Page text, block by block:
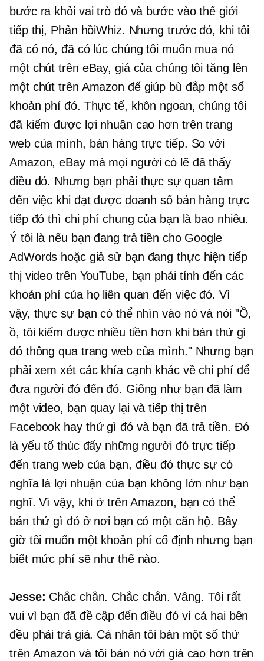
bước ra khỏi vai trò đó và bước vào thế giới
tiếp thị, Phản hồiWhiz. Nhưng trước đó, khi tôi
đã có nó, đã có lúc chúng tôi muốn mua nó
một chút trên eBay, giá của chúng tôi tăng lên
một chút trên Amazon để giúp bù đắp một số
khoản phí đó. Thực tế, khôn ngoan, chúng tôi
đã kiếm được lợi nhuận cao hơn trên trang
web của mình, bán hàng trực tiếp. So với
Amazon, eBay mà mọi người có lẽ đã thấy
điều đó. Nhưng bạn phải thực sự quan tâm
đến việc khi đạt được doanh số bán hàng trực
tiếp đó thì chi phí chung của bạn là bao nhiêu.
Ý tôi là nếu bạn đang trả tiền cho Google
AdWords hoặc giả sử bạn đang thực hiện tiếp
thị video trên YouTube, bạn phải tính đến các
khoản phí của họ liên quan đến việc đó. Vì
vậy, thực sự bạn có thể nhìn vào nó và nói "Ồ,
ồ, tôi kiếm được nhiều tiền hơn khi bán thứ gì
đó thông qua trang web của mình." Nhưng bạn
phải xem xét các khía cạnh khác về chi phí để
đưa người đó đến đó. Giống như bạn đã làm
một video, bạn quay lại và tiếp thị trên
Facebook hay thứ gì đó và bạn đã trả tiền. Đó
là yếu tố thúc đẩy những người đó trực tiếp
đến trang web của bạn, điều đó thực sự có
nghĩa là lợi nhuận của bạn không lớn như bạn
nghĩ. Vì vậy, khi ở trên Amazon, bạn có thể
bán thứ gì đó ở nơi bạn có một căn hộ. Bây
giờ tôi muốn một khoản phí cố định nhưng bạn
biết mức phí sẽ như thế nào.
Jesse: Chắc chắn. Chắc chắn. Vâng. Tôi rất
vui vì bạn đã đề cập đến điều đó vì cả hai bên
đều phải trả giá. Cá nhân tôi bán một số thứ
trên Amazon và tôi bán nó với giá cao hơn trên